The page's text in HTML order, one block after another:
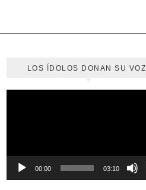
LOS ÍDOLOS DONAN SU VOZ
00:00 03:10